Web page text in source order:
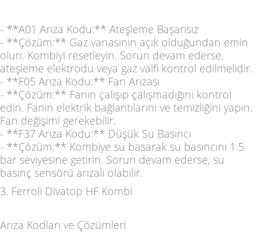
- **A01 Arıza Kodu:** Ateşleme Başarısız
- **Çözüm:** Gaz vanasının açık olduğundan emin
olun. Kombiyi resetleyin. Sorun devam ederse,
ateşleme elektrodu veya gaz valfi kontrol edilmelidir.
- **F05 Arıza Kodu:** Fan Arızası
- **Çözüm:** Fanın çalışıp çalışmadığını kontrol
edin. Fanın elektrik bağlantılarını ve temizliğini yapın.
Fan değişimi gerekebilir.
- **F37 Arıza Kodu:** Düşük Su Basıncı
- **Çözüm:** Kombiye su basarak su basıncını 1.5
bar seviyesine getirin. Sorun devam ederse, su
basınç sensörü arızalı olabilir.
3. Ferroli Divatop HF Kombi
Arıza Kodları ve Çözümleri